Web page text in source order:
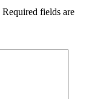
Required fields are